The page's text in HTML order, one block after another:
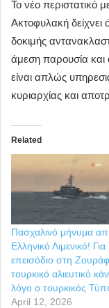
Το νέο περιστατικό
Ακτοφυλακή δείχνει
δοκιμής
άμεση παρουσία
είναι απλώς
κυριαρχίας και
Related
Πασχαλινό μήνυμα
Ελληνικό Λιμενικό! Για
επεισόδιο στη
τουρκικό αλιευτικό
λόγο ο τουρκικός
April 12, 2026